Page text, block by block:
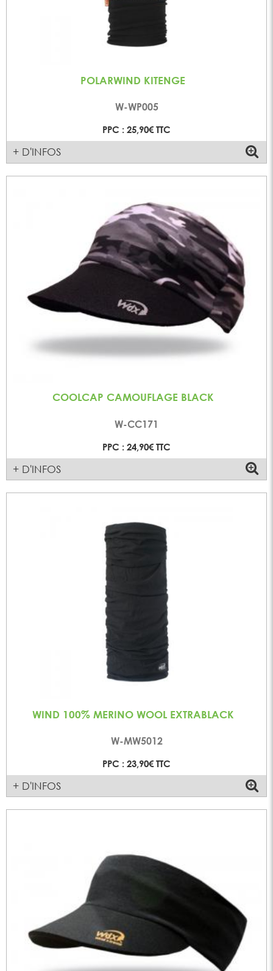
POLARWIND KITENGE
W-WP005
PPC : 25,90€ TTC
+ D'INFOS
COOLCAP CAMOUFLAGE BLACK
W-CC171
PPC : 24,90€ TTC
+ D'INFOS
WIND 100% MERINO WOOL EXTRABLACK
W-MW5012
PPC : 23,90€ TTC
+ D'INFOS